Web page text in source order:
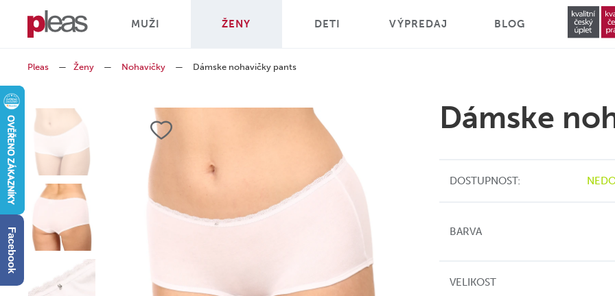
MUŽI ŽENY DETI VÝPREDAJ BLOG
Pleas — Ženy — Nohavičky — Dámske nohavičky pants
Dámske
DOSTUPNOST:
BARVA
VELIKOST
Facebook